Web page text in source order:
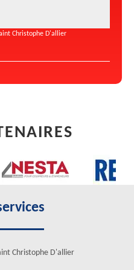
Christophe D'allier
Christophe D'allier